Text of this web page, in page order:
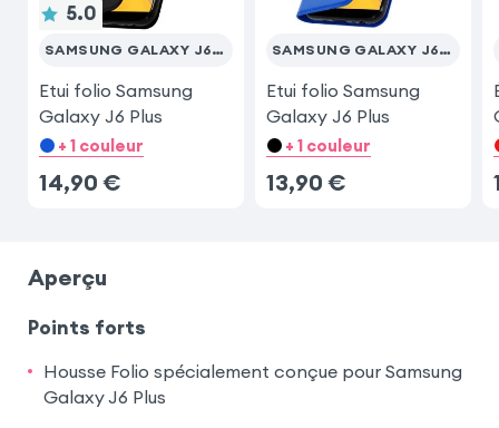
5.0
SAMSUNG GALAXY J6 PLUS
Etui folio Samsung
Galaxy J6 Plus
+ 1 couleur
14,90 €
SAMSUNG GALAXY J6 PLUS
Etui folio Samsung
Galaxy J6 Plus
+ 1 couleur
13,90 €
Aperçu
Points forts
Housse Folio spécialement conçue pour Samsung
Galaxy J6 Plus